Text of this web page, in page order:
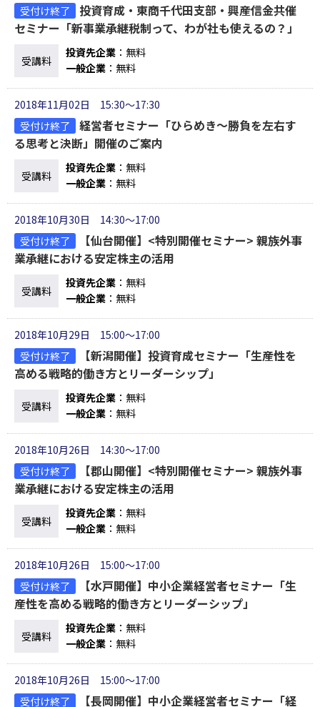
受付け終了
投資育成・東商千代田支部・興産信金共催
セミナー「新事業承継税制って、わが社も使えるの？」
受講料
投資先企業 ：無料
一般企業 ：無料
2018年11月02日 15:30～17:30
受付け終了
経営者セミナー「ひらめき～勝負を左右す
る思考と決断」開催のご案内
受講料
投資先企業 ：無料
一般企業 ：無料
2018年10月30日 14:30～17:00
受付け終了
【仙台開催】<特別開催セミナー> 親族外事
業承継における安定株主の活用
受講料
投資先企業 ：無料
一般企業 ：無料
2018年10月29日 15:00～17:00
受付け終了
【新潟開催】投資育成セミナー「生産性を
高める戦略的働き方とリーダーシップ」
受講料
投資先企業 ：無料
一般企業 ：無料
2018年10月26日 14:30～17:00
受付け終了
【郡山開催】<特別開催セミナー> 親族外事
業承継における安定株主の活用
受講料
投資先企業 ：無料
一般企業 ：無料
2018年10月26日 15:00～17:00
受付け終了
【水戸開催】中小企業経営者セミナー「生
産性を高める戦略的働き方とリーダーシップ」
受講料
投資先企業 ：無料
一般企業 ：無料
2018年10月26日 15:00～17:00
受付け終了
【長岡開催】中小企業経営者セミナー「経